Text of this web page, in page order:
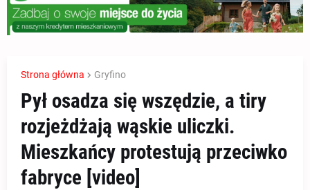
Strona główna Gryfino
Pył osadza się wszędzie, a tiry
rozjeżdżają wąskie uliczki.
Mieszkańcy protestują przeciwko
fabryce [video]